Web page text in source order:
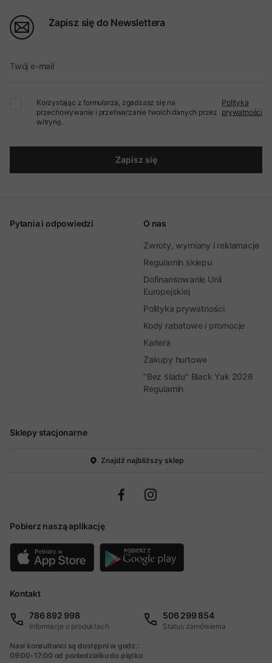
Zapisz się do Newslettera
Twój e-mail
Korzystając z formularza, zgadzasz się na
przechowywanie i przetwarzanie twoich danych przez
witrynę.
Polityka
prywatności
Zapisz się
Sklepy stacjonarne
Znajdź najbliższy sklep
Pobierz naszą aplikację
Pytania i odpowiedzi O nas
Zwroty, wymiany i reklamacje
Regulamin sklepu
Dofinansowanie Unii
Europejskiej
Polityka prywatności
Kody rabatowe i promocje
Kariera
Zakupy hurtowe
"Bez śladu" Black Yak 2026
Regulamin
Kontakt
786 892 998
Informacje o produktach
506 299 854
Status zamówienia
Nasi konsultanci są dostępni w godz.:
09:00-17:00 od poniedziałku do piątku